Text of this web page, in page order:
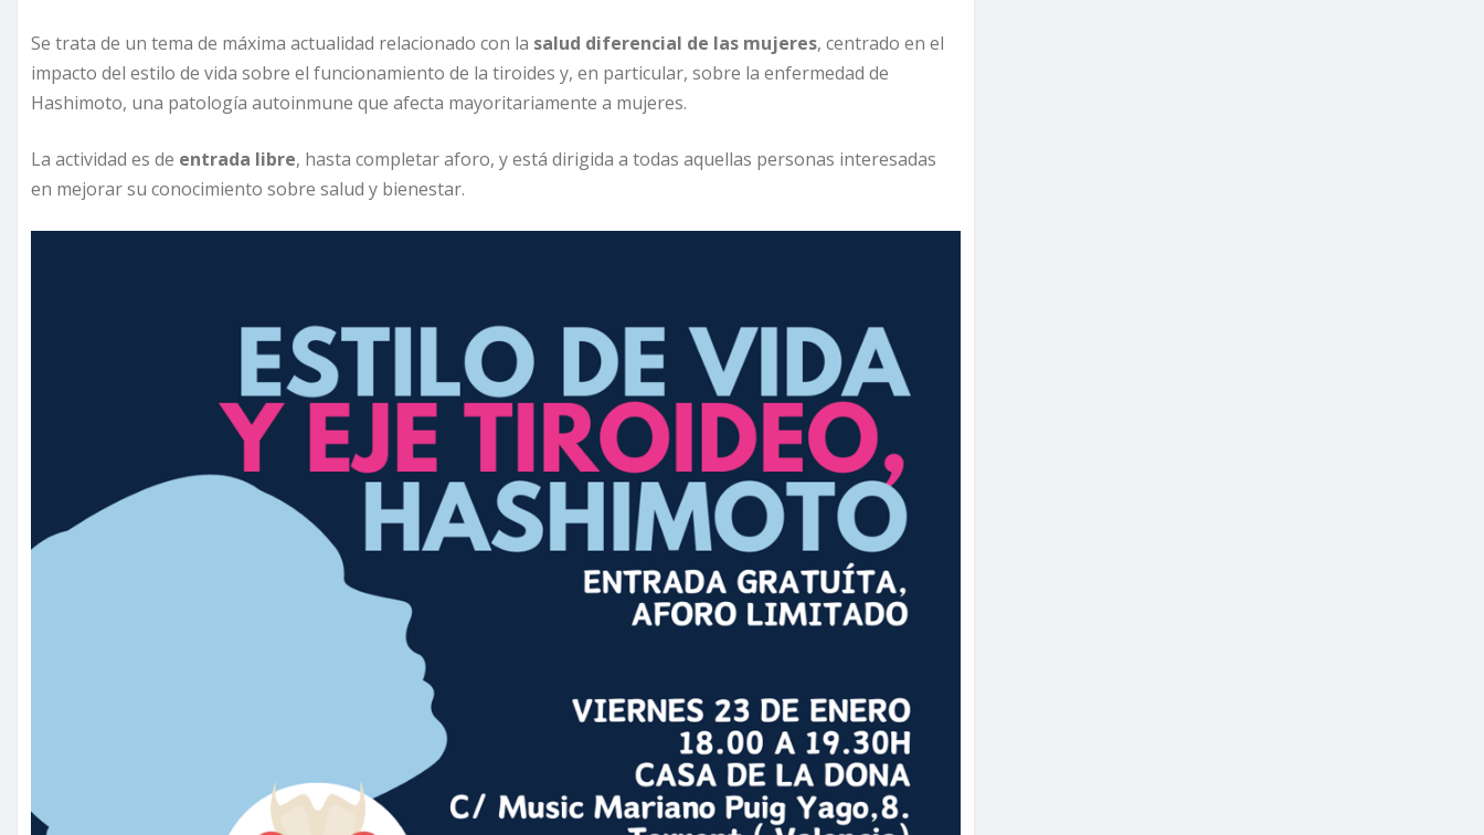
Se trata de un tema de máxima actualidad relacionado con la salud diferencial de las mujeres, centrado en el
impacto del estilo de vida sobre el funcionamiento de la tiroides y, en particular, sobre la enfermedad de
Hashimoto, una patología autoinmune que afecta mayoritariamente a mujeres.
La actividad es de entrada libre, hasta completar aforo, y está dirigida a todas aquellas personas interesadas
en mejorar su conocimiento sobre salud y bienestar.